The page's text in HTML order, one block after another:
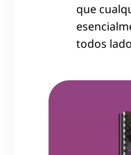
que
todos